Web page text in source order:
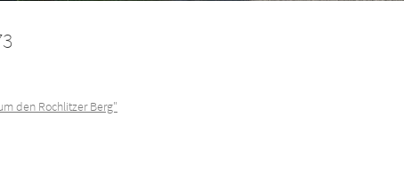
den Rochlitzer Berg"